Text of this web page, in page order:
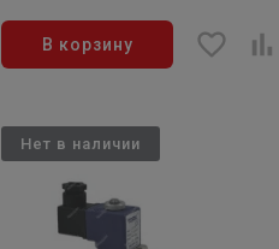
В корзину
Нет в наличии